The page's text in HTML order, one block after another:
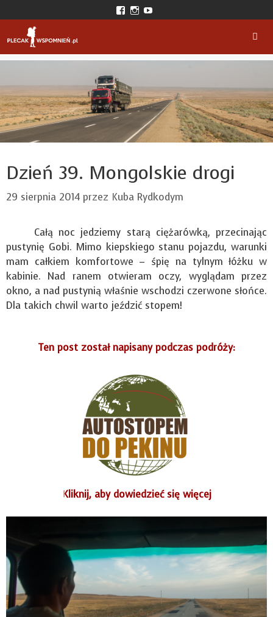
do
treści
View
plecakwspomnien’s
View
plecak_wspomnien’s
plecakwspomnien’s
Dzień 39. Mongolskie drogi
29 sierpnia 2014 przez Kuba Rydkodym
Całą noc jedziemy starą ciężarówką, przecinając
pustynię Gobi. Mimo kiepskiego stanu pojazdu, warunki
mam całkiem komfortowe – śpię na tylnym łóżku w
kabinie. Nad ranem otwieram oczy, wyglądam przez
okno, a nad pustynią właśnie wschodzi czerwone słońce.
Dla takich chwil warto jeździć stopem!
Ten post został napisany podczas podróży:
Kliknij, aby dowiedzieć się więcej